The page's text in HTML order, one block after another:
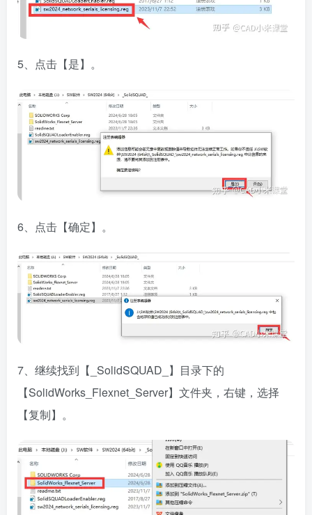
5、点击【是】。
6、点击【确定】。
7、继续找到【_SolidSQUAD_】目录下的
【SolidWorks_Flexnet_Server】文件夹，右键，选择
【复制】。